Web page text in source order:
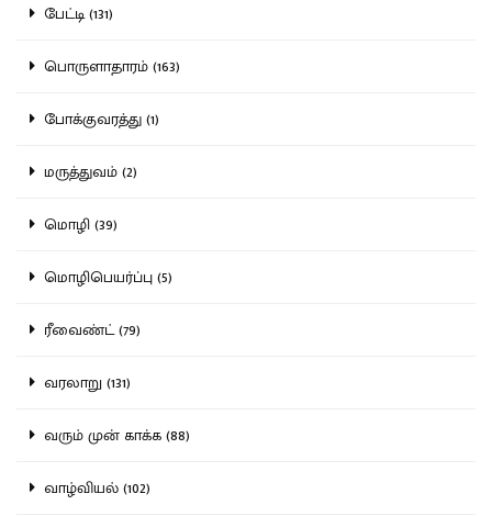
பேட்டி (131)
பொருளாதாரம் (163)
போக்குவரத்து (1)
மருத்துவம் (2)
மொழி (39)
மொழிபெயர்ப்பு (5)
ரீவைண்ட் (79)
வரலாறு (131)
வரும் முன் காக்க (88)
வாழ்வியல் (102)